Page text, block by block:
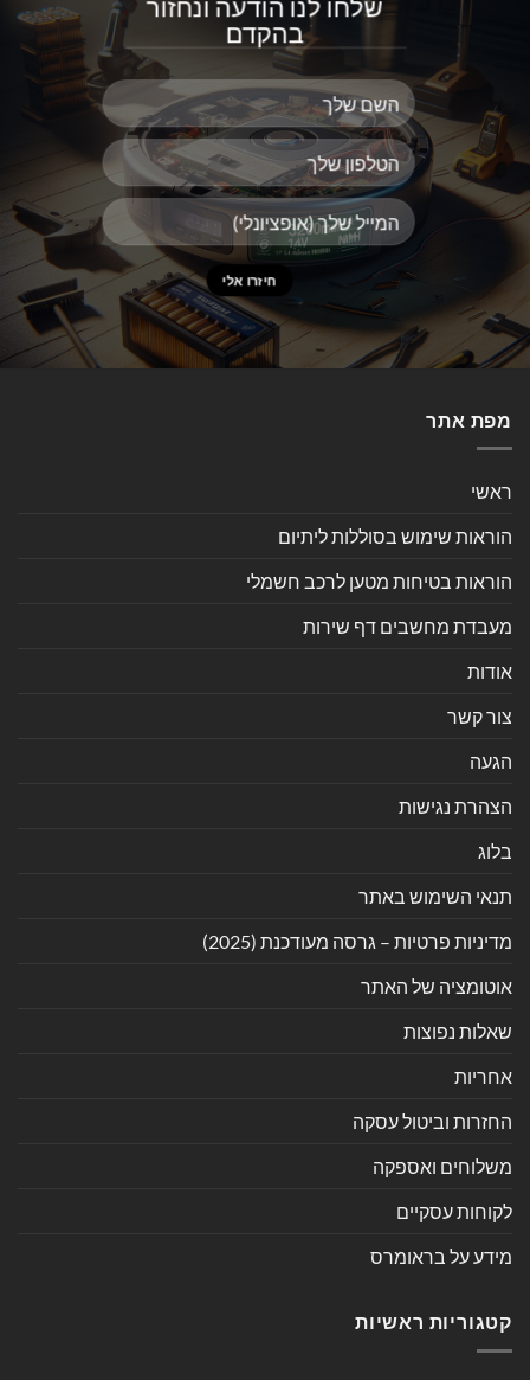
שלחו לנו הודעה ונחזור
בהקדם
מפת אתר
ראשי
הוראות שימוש בסוללות ליתיום
הוראות בטיחות מטען לרכב חשמלי
מעבדת מחשבים דף שירות
אודות
צור קשר
הגעה
הצהרת נגישות
בלוג
תנאי השימוש באתר
מדיניות פרטיות – גרסה מעודכנת (2025)
אוטומציה של האתר
שאלות נפוצות
אחריות
החזרות וביטול עסקה
משלוחים ואספקה
לקוחות עסקיים
מידע על בראומרס
קטגוריות ראשיות